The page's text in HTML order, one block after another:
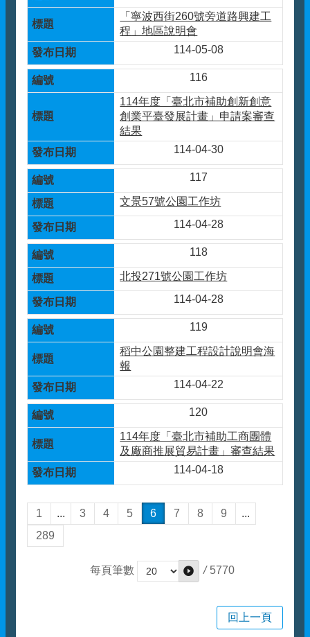
「寧波西街260號旁道路興建工
程」地區說明會
114-05-08
116
114年度「臺北市補助創新創意
創業平臺發展計畫」申請案審查
結果
114-04-30
117
文景57號公園工作坊
114-04-28
118
北投271號公園工作坊
114-04-28
119
稻中公園整建工程設計說明會海
報
114-04-22
120
114年度「臺北市補助工商團體
及廠商推展貿易計畫」審查結果
114-04-18
1 ... 3 4 5 6 7 8 9
...
289
每頁筆數 / 5770
回上一頁